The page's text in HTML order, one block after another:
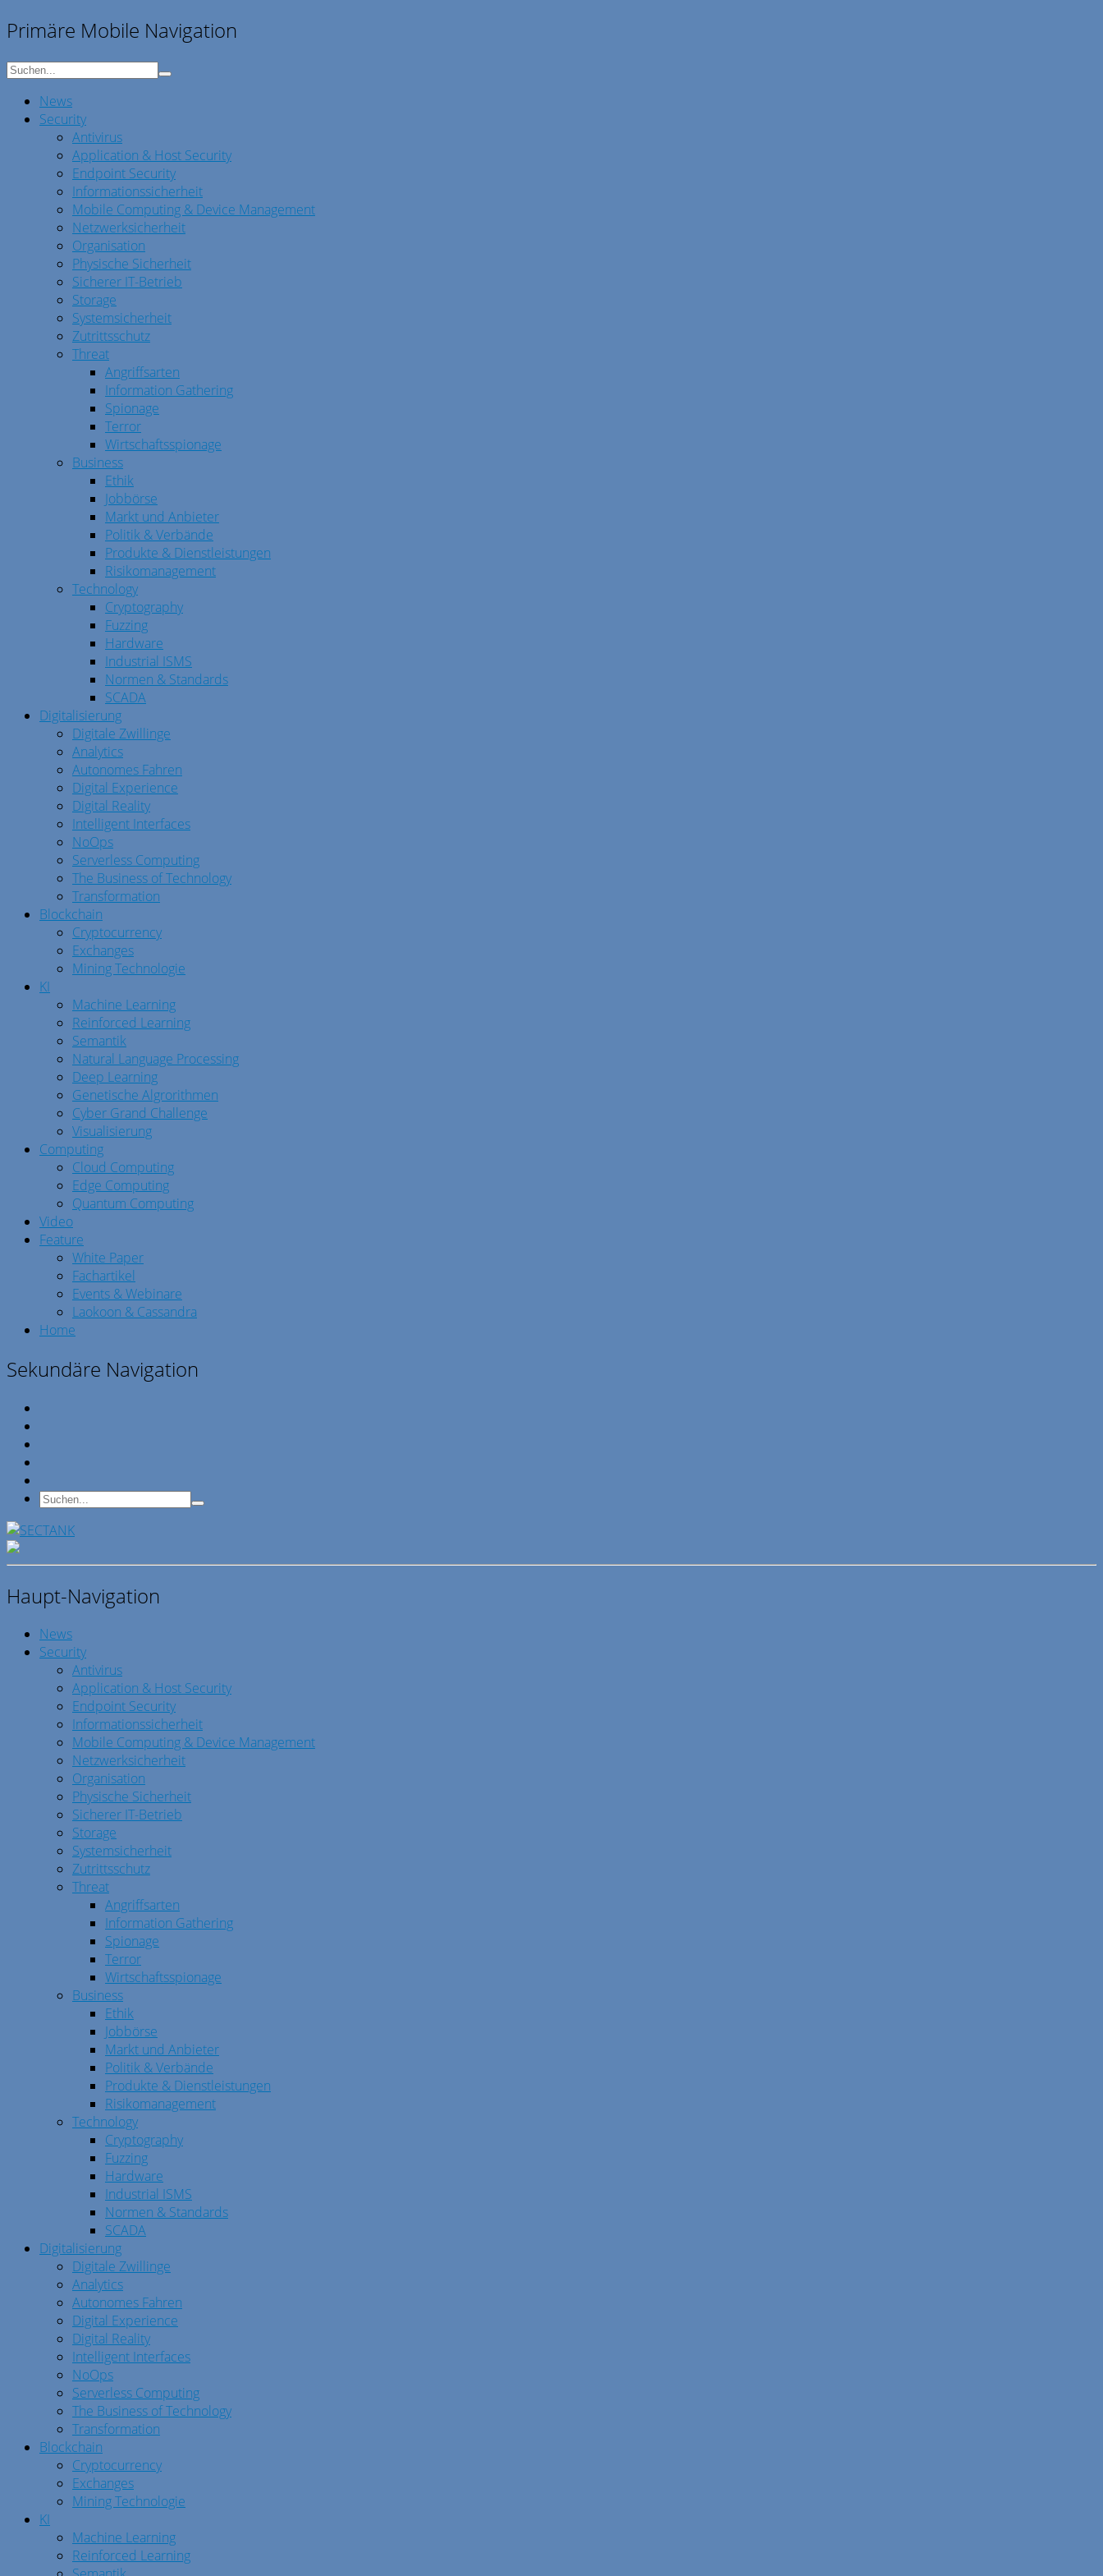
Primäre Mobile Navigation
News
Security
Antivirus
Application & Host Security
Endpoint Security
Informationssicherheit
Mobile Computing & Device Management
Netzwerksicherheit
Organisation
Physische Sicherheit
Sicherer IT-Betrieb
Storage
Systemsicherheit
Zutrittsschutz
Threat
Angriffsarten
Information Gathering
Spionage
Terror
Wirtschaftsspionage
Business
Ethik
Jobbörse
Markt und Anbieter
Politik & Verbände
Produkte & Dienstleistungen
Risikomanagement
Technology
Cryptography
Fuzzing
Hardware
Industrial ISMS
Normen & Standards
SCADA
Digitalisierung
Digitale Zwillinge
Analytics
Autonomes Fahren
Digital Experience
Digital Reality
Intelligent Interfaces
NoOps
Serverless Computing
The Business of Technology
Transformation
Blockchain
Cryptocurrency
Exchanges
Mining Technologie
KI
Machine Learning
Reinforced Learning
Semantik
Natural Language Processing
Deep Learning
Genetische Algrorithmen
Cyber Grand Challenge
Visualisierung
Computing
Cloud Computing
Edge Computing
Quantum Computing
Video
Feature
White Paper
Fachartikel
Events & Webinare
Laokoon & Cassandra
Home
Sekundäre Navigation
Haupt-Navigation
News
Security
Antivirus
Application & Host Security
Endpoint Security
Informationssicherheit
Mobile Computing & Device Management
Netzwerksicherheit
Organisation
Physische Sicherheit
Sicherer IT-Betrieb
Storage
Systemsicherheit
Zutrittsschutz
Threat
Angriffsarten
Information Gathering
Spionage
Terror
Wirtschaftsspionage
Business
Ethik
Jobbörse
Markt und Anbieter
Politik & Verbände
Produkte & Dienstleistungen
Risikomanagement
Technology
Cryptography
Fuzzing
Hardware
Industrial ISMS
Normen & Standards
SCADA
Digitalisierung
Digitale Zwillinge
Analytics
Autonomes Fahren
Digital Experience
Digital Reality
Intelligent Interfaces
NoOps
Serverless Computing
The Business of Technology
Transformation
Blockchain
Cryptocurrency
Exchanges
Mining Technologie
KI
Machine Learning
Reinforced Learning